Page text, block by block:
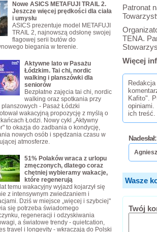
Patronat
TENA.
Więcej
Kafito".
opiniami.
ich treść.
Nadesłał:
Wasze
Twój
Nowe ASICS METAFUJI TRAIL 2.
Jeszcze więcej prędkości dla ciała
i umysłu
ASICS prezentuje model METAFUJI
TRAIL 2, najnowszą odsłonę swojej
flagowej serii butów do
biegania w terenie.
Aktywne lato w Pasażu
Łódzkim. Tai chi, nordic
walking i planszówki dla
seniorów
Bezpłatne zajęcia tai chi, nordic
walking oraz spotkania przy
planszowych - Pasaż Łódzki
wakacyjną propozycję z myślą o
Łodzi. Nowy cykl „Aktywny
to okazja do zadbania o kondycję,
nowych osób i spędzania czasu w
atmosferze.
51% Polaków wraca z urlopu
zmęczonych, dlatego coraz
chętniej wybieramy wakacje,
które regenerują
temu wakacyjny wyjazd kojarzył się
z intensywnym zwiedzaniem i
Dziś w miejsce „więcej i szybciej"
się potrzeba świadomego
regeneracji i odzyskiwania
a światowe trendy - quietcation,
travel i longevity - wkraczają do Polski